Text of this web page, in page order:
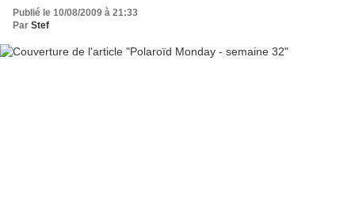
Publié le 10/08/2009 à 21:33
Par Stef